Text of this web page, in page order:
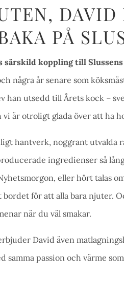
PÅ
särskild koppling till Slussens
några år senare som
han utsedd till Årets kock –
är otroligt glada över att ha
hantverk, noggrant utvalda
ingredienser så
eller hört talas
för att alla bara njuter.
när du väl smakar.
David även
passion och värme